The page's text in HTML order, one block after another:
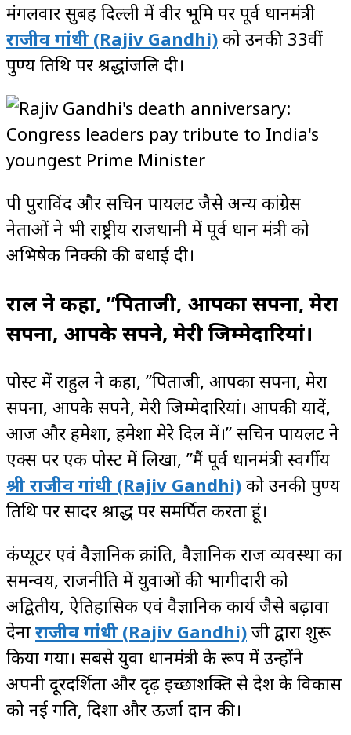
मंगलवार सुबह दिल्ली में वीर भूमि पर पूर्व प्रधानमंत्री
राजीव गांधी (Rajiv Gandhi) को उनकी 33वीं
पुण्य तिथि पर श्रद्धांजलि दी।
पी पुराविंद और सचिन पायलट जैसे अन्य कांग्रेस
नेताओं ने भी राष्ट्रीय राजधानी में पूर्व प्रधान मंत्री को
अभिषेक निक्की की बधाई दी।
राहुल ने कहा, ”पिताजी, आपका सपना, मेरा
सपना, आपके सपने, मेरी जिम्मेदारियां।
पोस्ट में राहुल ने कहा, ”पिताजी, आपका सपना, मेरा
सपना, आपके सपने, मेरी जिम्मेदारियां। आपकी यादें,
आज और हमेशा, हमेशा मेरे दिल में।” सचिन पायलट ने
एक्स पर एक पोस्ट में लिखा, ”मैं पूर्व प्रधानमंत्री स्वर्गीय
श्री राजीव गांधी (Rajiv Gandhi) को उनकी पुण्य
तिथि पर सादर श्राद्ध पर समर्पित करता हूं।
कंप्यूटर एवं वैज्ञानिक क्रांति, वैज्ञानिक राज व्यवस्था का
समन्वय, राजनीति में युवाओं की भागीदारी को
अद्वितीय, ऐतिहासिक एवं वैज्ञानिक कार्य जैसे बढ़ावा
देना राजीव गांधी (Rajiv Gandhi) जी द्वारा शुरू
किया गया। सबसे युवा प्रधानमंत्री के रूप में उन्होंने
अपनी दूरदर्शिता और दृढ़ इच्छाशक्ति से देश के विकास
को नई गति, दिशा और ऊर्जा प्रदान की।